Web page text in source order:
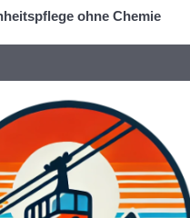
ohne Chemie